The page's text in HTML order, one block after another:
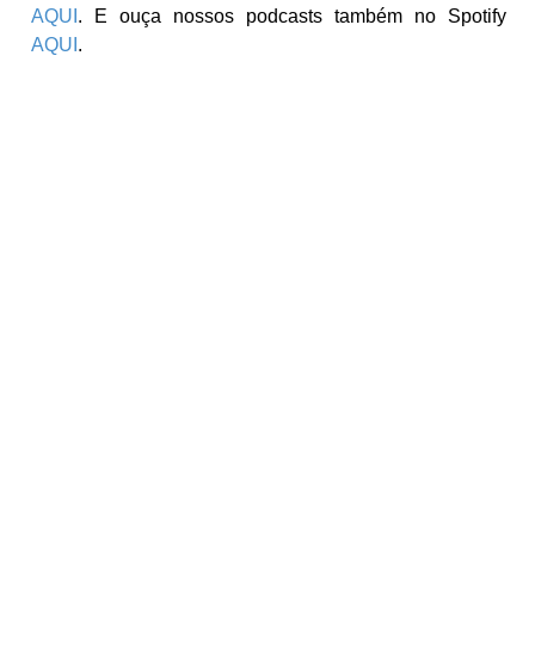
AQUI . E ouça nossos podcasts também no Spotify
AQUI .